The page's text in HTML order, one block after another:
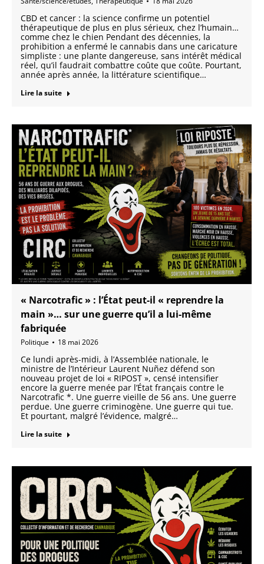
CBD et cancer : la science confirme un potentiel
thérapeutique de plus en plus sérieux, chez l’humain…
comme chez le chien Pendant des décennies, la
prohibition a enfermé le cannabis dans une caricature
simpliste : une plante dangereuse, sans intérêt médical
réel, qu’il faudrait combattre coûte que coûte. Pourtant,
année après année, la littérature scientifique…
Lire la suite
« Narcotrafic » : l’État peut-il « reprendre la
main »… sur une guerre qu’il a lui-même
fabriquée
Politique 18 mai 2026
Ce lundi après-midi, à l’Assemblée nationale, le
ministre de l’Intérieur Laurent Nuñez défend son
nouveau projet de loi « RIPOST », censé intensifier
encore la guerre menée par l’État français contre le
Narcotrafic *. Une guerre vieille de 56 ans. Une guerre
perdue. Une guerre criminogène. Une guerre qui tue.
Et pourtant, malgré l’évidence, malgré…
Lire la suite